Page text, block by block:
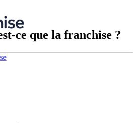
ce que la franchise ?